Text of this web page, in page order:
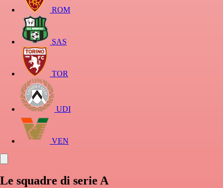
ROM
SAS
TOR
UDI
VEN
Le squadre di serie A